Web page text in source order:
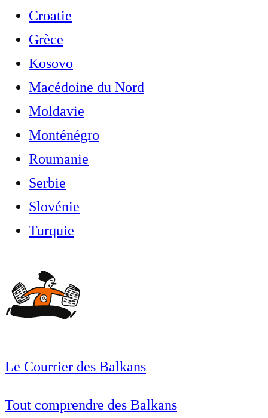
Croatie
Grèce
Kosovo
Macédoine du Nord
Moldavie
Monténégro
Roumanie
Serbie
Slovénie
Turquie
Le Courrier des Balkans
Tout comprendre des Balkans